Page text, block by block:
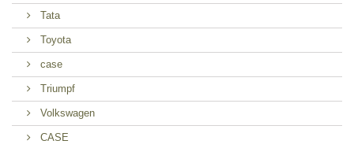
Tata
Toyota
case
Triumpf
Volkswagen
CASE